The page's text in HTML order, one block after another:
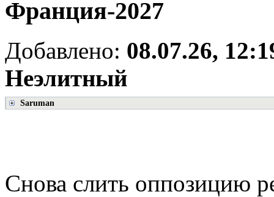
Франция-2027
Добавлено: 08.07.26,
Неэлитный
Saruman
Снова слить оппозицию